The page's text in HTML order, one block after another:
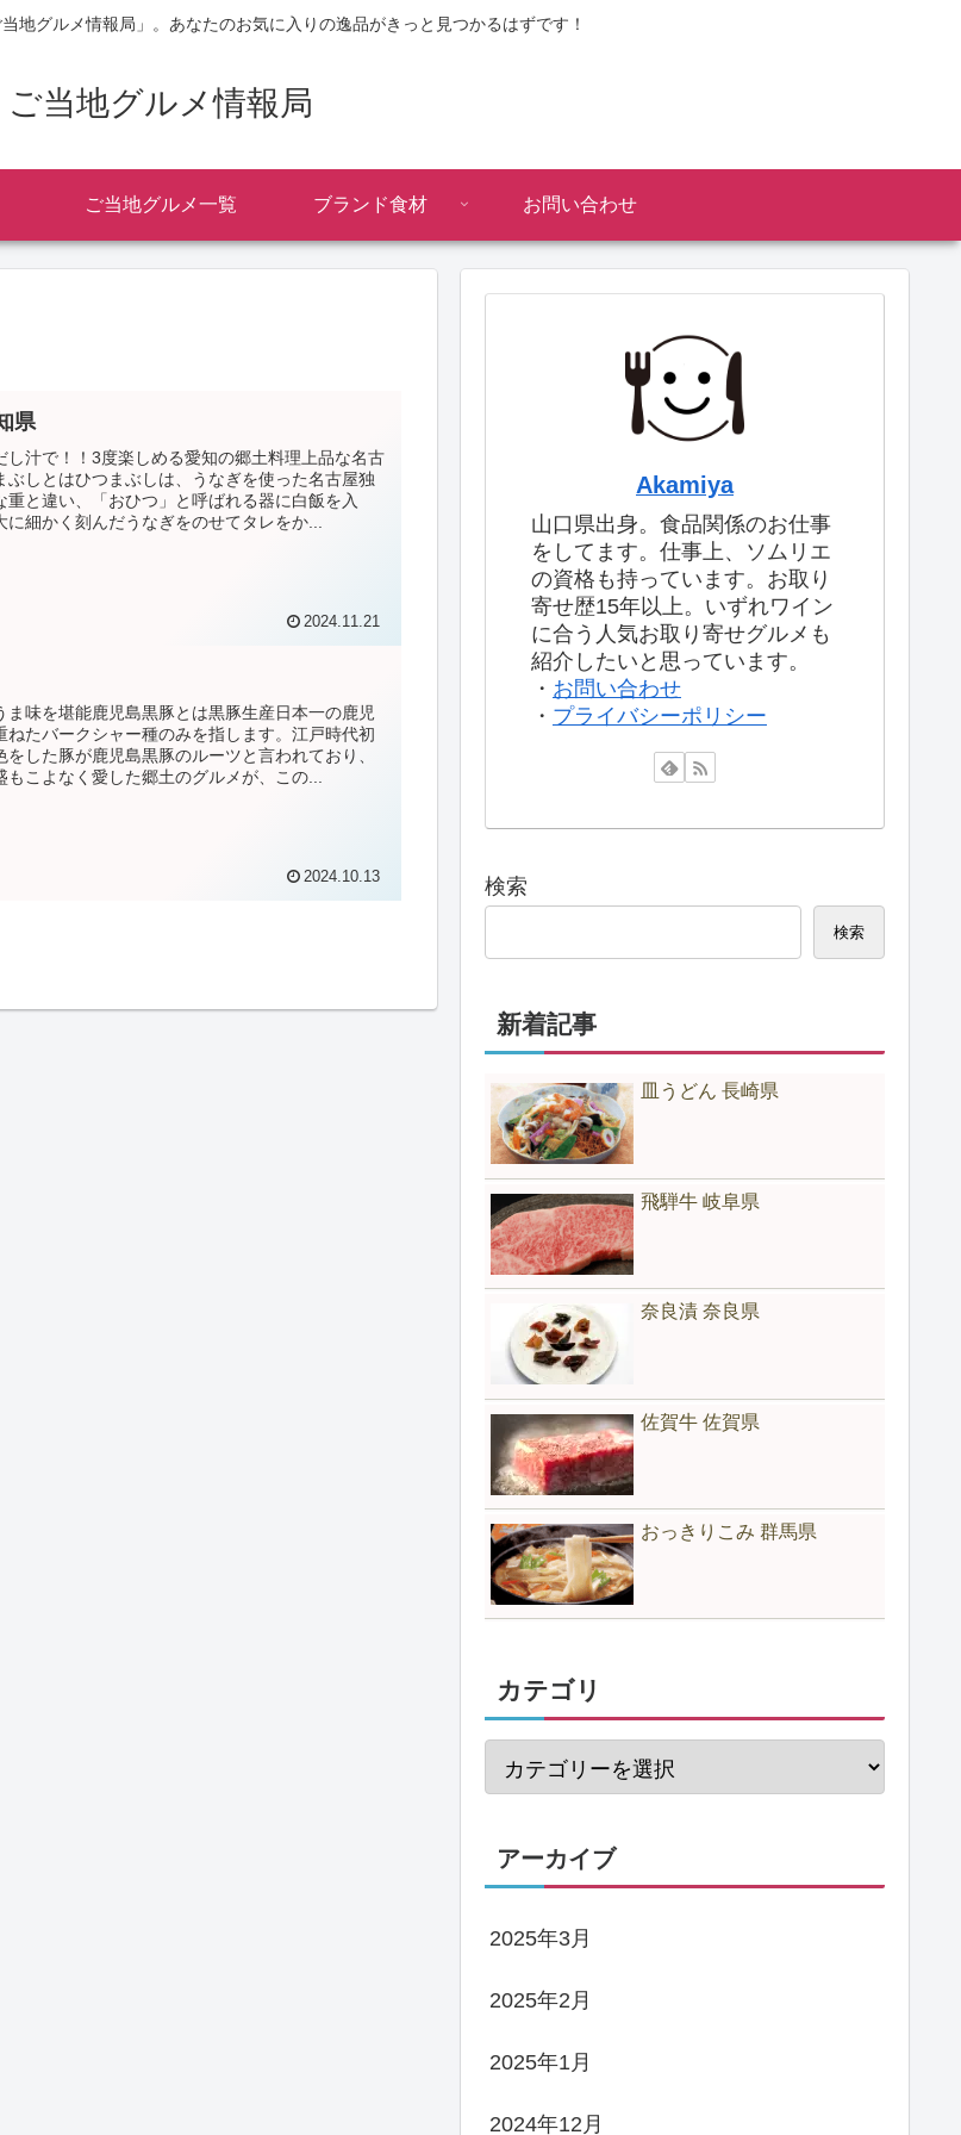
地グルメ情報局」。あなたのお気に入りの逸品がきっと見つかるはずです！
ご当地グルメ情報局
ご当地グルメ一覧 ブランド食材 お問い合わせ
県
し汁で！！3度楽しめる愛知の郷土料理上品な名古
ぶしとはひつまぶしは、うなぎを使った名古屋独
重と違い、「おひつ」と呼ばれる器に白飯を入
細かく刻んだうなぎをのせてタレをか...
2024.11.21
ま味を堪能鹿児島黒豚とは黒豚生産日本一の鹿児
ねたバークシャー種のみを指します。江戸時代初
した豚が鹿児島黒豚のルーツと言われており、
こよなく愛した郷土のグルメが、この...
2024.10.13
Akamiya
山口県出身。食品関係のお仕事
をしてます。仕事上、ソムリエ
の資格も持っています。お取り
寄せ歴15年以上。いずれワイン
に合う人気お取り寄せグルメも
紹介したいと思っています。
・ お問い合わせ
・ プライバシーポリシー
検索
検索
新着記事
皿うどん 長崎県
飛騨牛 岐阜県
奈良漬 奈良県
佐賀牛 佐賀県
おっきりこみ 群馬県
カテゴリ
アーカイブ
2025年3月
2025年2月
2025年1月
2024年12月